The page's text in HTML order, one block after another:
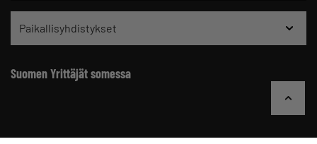
Paikallisyhdistykset
Suomen Yrittäjät somessa